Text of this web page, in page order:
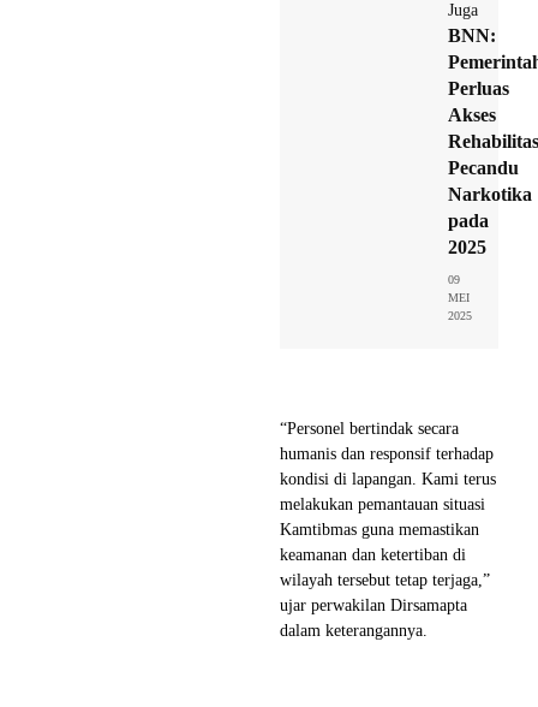
Juga
BNN:
Perluas
Akses
Pecandu
Narkotika
pada
2025
09
MEI
2025
“Personel bertindak secara
humanis dan responsif terhadap
kondisi di lapangan. Kami terus
melakukan pemantauan situasi
Kamtibmas guna memastikan
keamanan dan ketertiban di
wilayah tersebut tetap terjaga,”
ujar perwakilan Dirsamapta
dalam keterangannya.